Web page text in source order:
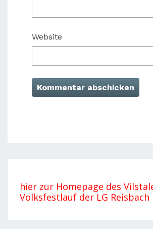
Website
hier zur Homepage des
Volksfestlauf der LG Reisbach